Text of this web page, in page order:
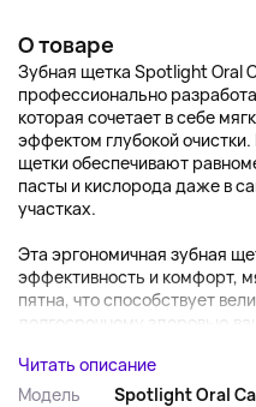
О товаре
Зубная щетка Spotlight Oral
профессионально
которая сочетает в себе
эффектом глубокой
щетки обеспечивают
пасты и кислорода даже в
участках.
Эта эргономичная зубная
эффективность и комфорт,
пятна, что способствует
долгосрочному здоровью
Читать описание
Модель
Spotlight Oral